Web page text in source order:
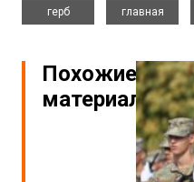
герб
главная
Похожие
материалы